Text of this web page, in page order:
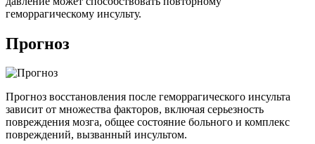
геморрагическому инсульту.
Прогноз
Прогноз восстановления после геморрагического инсульта
зависит от множества факторов, включая серьезность
повреждения мозга, общее состояние больного и комплекс
повреждений, вызванный инсультом.